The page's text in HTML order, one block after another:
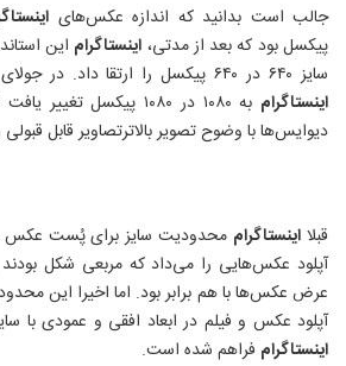
جالب است بدانید که اندازه عکس‌های
پیکسل بود که بعد از مدتی، اینستاگرام این
سایز ۶۴۰ در ۶۴۰ پیکسل را ارتقا داد. در جولای سال ۲۰۱۵ اندازه تصاویر
اینستاگرام
به ۱۰۸۰ در ۱۰۸۰ پیکسل
دیوایس‌ها با وضوح تصویر بالاترتصاویر قابل قبولی
قبلا اینستاگرام محدودیت سایز برای پُست
آپلود عکس‌هایی را می‌داد که مربعی شکل بودند
عرض عکس‌ها با هم برابر بود. اما اخیرا این
آپلود عکس و فیلم در ابعاد افقی و عمودی با
اینستاگرام فراهم شده است.